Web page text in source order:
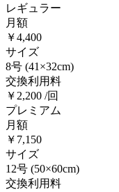
レギュラー
月額
￥4,400
サイズ
8号 (41×32cm)
交換利用料
￥2,200 /回
プレミアム
月額
￥7,150
サイズ
12号 (50×60cm)
交換利用料